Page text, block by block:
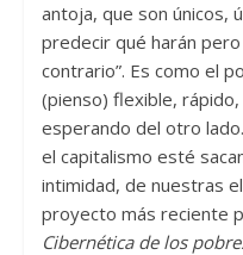
antoja, que son únicos,
predecir qué harán
contrario”. Es como el
(pienso) flexible,
esperando del otro
el capitalismo esté
intimidad, de nuestras
proyecto más reciente
Cibernética de los